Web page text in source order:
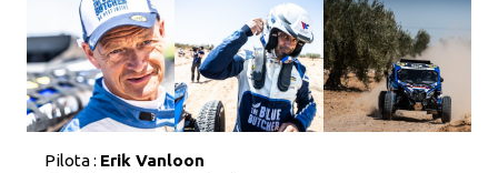
Pilota : Erik Vanloon